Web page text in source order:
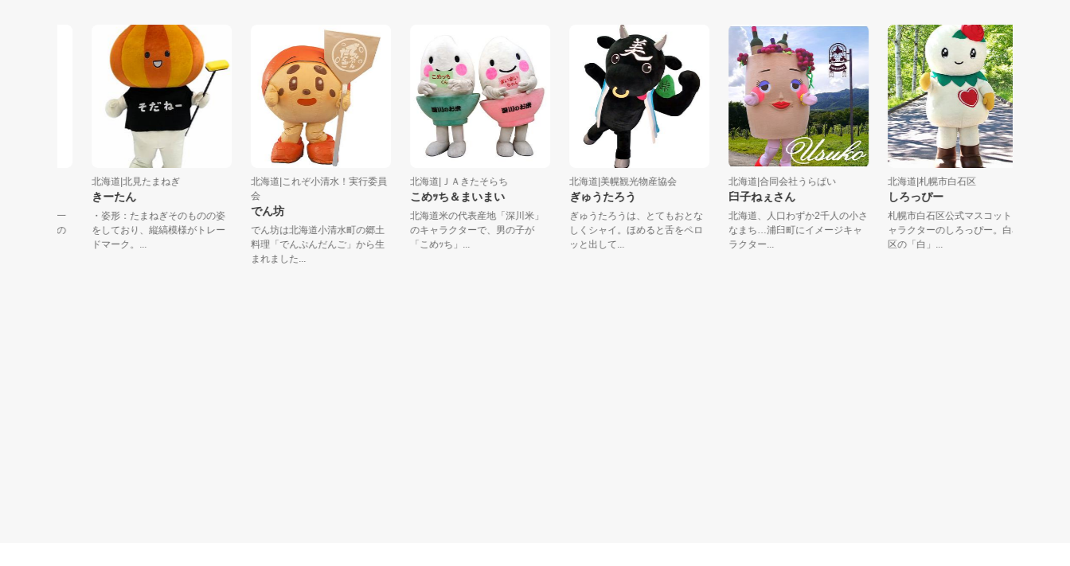
北海道|北見たまねぎ
きーたん
・姿形：たまねぎそのものの姿
をしており、縦縞模様がトレー
ドマーク。...
北海道|これぞ小清水！実行委員
でん坊
でん坊は北海道小清水町の郷土
料理「でんぷんだんご」から生
まれました...
北海道|ＪＡきたそらち
こめｯち＆まいまい
北海道米の代表産地「深川米」
のキャラクターで、男の子が
「こめｯち」...
北海道|美幌観光物産協会
ぎゅうたろう
ぎゅうたろうは、とてもおとな
しくシャイ。ほめると舌をペロ
ッと出して...
北海道|合同会社うらぱい
臼子ねぇさん
北海道、人口わずか2千人の小さ
なまち…浦臼町にイメージキャ
ラクター...
北海道|札幌市白石区
しろっぴー
札幌市白石区公式マスコットキ
ャラクターのしろっぴー。白石
区の「白」...